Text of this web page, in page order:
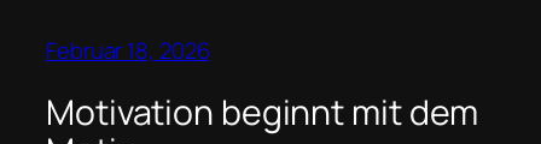
Februar 18, 2026
Motivation beginnt mit dem